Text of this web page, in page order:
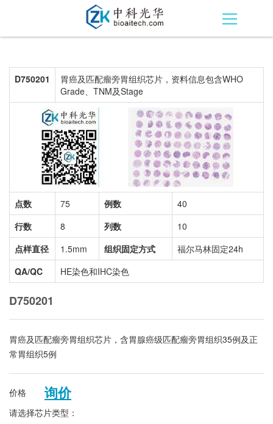
D750201
胃癌及匹配瘤旁胃组织芯片，资料信息包含WHO
Grade、TNM及Stage
点数 75 例数
40
行数
8 列数
10
点样直径
1.5mm 组织固定方式
福尔马林固定24h
QA/QC
HE染色和IHC染色
D750201
胃癌及匹配瘤旁胃组织芯片，含胃腺癌级匹配瘤旁胃组织35例及正
常胃组织5例
价格 询价
请选择芯片类型：